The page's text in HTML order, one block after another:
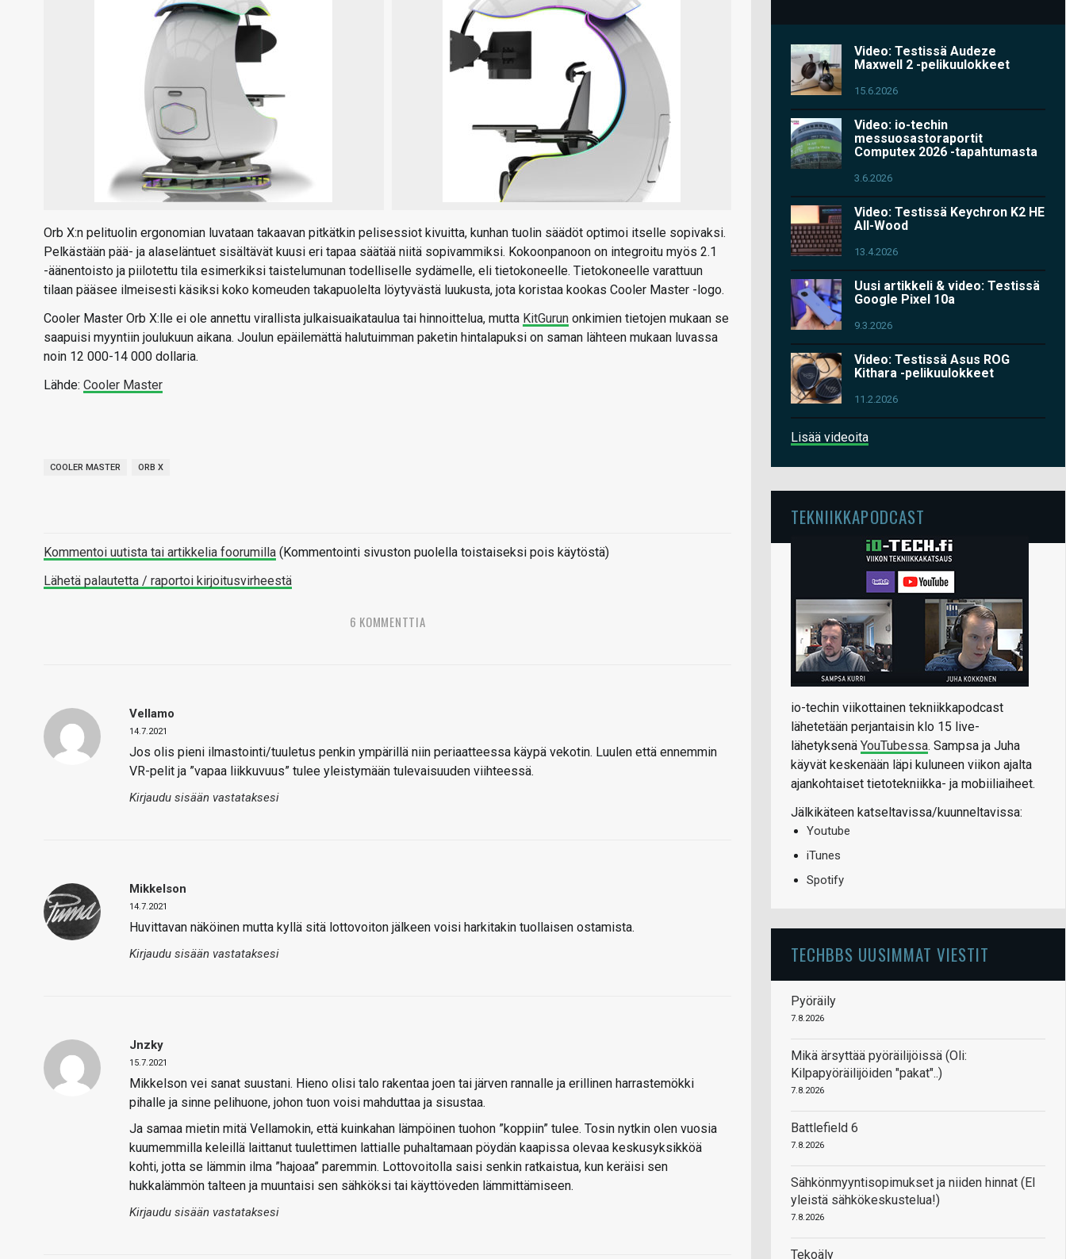
Orb X:n pelituolin ergonomian luvataan takaavan pitkätkin pelisessiot kivuitta, kunhan tuolin säädöt optimoi itselle sopivaksi.
Pelkästään pää- ja alaseläntuet sisältävät kuusi eri tapaa säätää niitä sopivammiksi. Kokoonpanoon on integroitu myös 2.1
-äänentoisto ja piilotettu tila esimerkiksi taistelumunan todelliselle sydämelle, eli tietokoneelle. Tietokoneelle varattuun
tilaan pääsee ilmeisesti käsiksi koko komeuden takapuolelta löytyvästä luukusta, jota koristaa kookas Cooler Master -logo.
Cooler Master Orb X:lle ei ole annettu virallista julkaisuaikataulua tai hinnoittelua, mutta KitGurun onkimien tietojen mukaan se
saapuisi myyntiin joulukuun aikana. Joulun epäilemättä halutuimman paketin hintalapuksi on saman lähteen mukaan luvassa
noin 12 000-14 000 dollaria.
Lähde: Cooler Master
COOLER MASTER ORB X
Kommentoi uutista tai artikkelia foorumilla (Kommentointi sivuston puolella toistaiseksi pois käytöstä)
Lähetä palautetta / raportoi kirjoitusvirheestä
6 KOMMENTTIA
Vellamo
14.7.2021
Jos olis pieni ilmastointi/tuuletus penkin ympärillä niin periaatteessa käypä vekotin. Luulen että ennemmin
VR-pelit ja ”vapaa liikkuvuus” tulee yleistymään tulevaisuuden viihteessä.
Kirjaudu sisään vastataksesi
Mikkelson
14.7.2021
Huvittavan näköinen mutta kyllä sitä lottovoiton jälkeen voisi harkitakin tuollaisen ostamista.
Kirjaudu sisään vastataksesi
Jnzky
15.7.2021
Mikkelson vei sanat suustani. Hieno olisi talo rakentaa joen tai järven rannalle ja erillinen harrastemökki
pihalle ja sinne pelihuone, johon tuon voisi mahduttaa ja sisustaa.
Ja samaa mietin mitä Vellamokin, että kuinkahan lämpöinen tuohon ”koppiin” tulee. Tosin nytkin olen vuosia
kuumemmilla keleillä laittanut tuulettimen lattialle puhaltamaan pöydän kaapissa olevaa keskusyksikköä
kohti, jotta se lämmin ilma ”hajoaa” paremmin. Lottovoitolla saisi senkin ratkaistua, kun keräisi sen
hukkalämmön talteen ja muuntaisi sen sähköksi tai käyttöveden lämmittämiseen.
Kirjaudu sisään vastataksesi
Video: Testissä Audeze
Maxwell 2 -pelikuulokkeet
15.6.2026
Video: io-techin
messuosastoraportit
Computex 2026 -tapahtumasta
3.6.2026
Video: Testissä Keychron K2 HE
All-Wood
13.4.2026
Uusi artikkeli & video: Testissä
Google Pixel 10a
9.3.2026
Video: Testissä Asus ROG
Kithara -pelikuulokkeet
11.2.2026
Lisää videoita
TEKNIIKKAPODCAST
io-techin viikottainen tekniikkapodcast
lähetetään perjantaisin klo 15 live-
lähetyksenä YouTubessa. Sampsa ja Juha
käyvät keskenään läpi kuluneen viikon ajalta
ajankohtaiset tietotekniikka- ja mobiiliaiheet.
Jälkikäteen katseltavissa/kuunneltavissa:
Youtube
iTunes
Spotify
TECHBBS UUSIMMAT VIESTIT
Pyöräily
7.8.2026
Mikä ärsyttää pyöräilijöissä (Oli:
Kilpapyöräilijöiden "pakat"..)
7.8.2026
Battlefield 6
7.8.2026
Sähkönmyyntisopimukset ja niiden hinnat (EI
yleistä sähkökeskustelua!)
7.8.2026
Tekoäly